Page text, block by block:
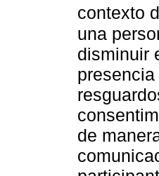
contexto
una
disminuir
de